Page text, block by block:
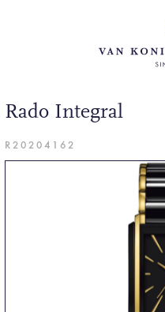
Rado Integral
R20204162